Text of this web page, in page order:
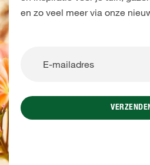
en zo veel meer via onze